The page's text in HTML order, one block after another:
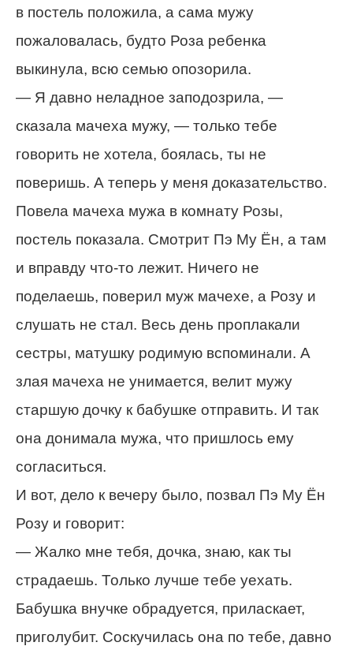
в постель положила, а сама мужу
пожаловалась, будто Роза ребенка
выкинула, всю семью опозорила.
— Я давно неладное заподозрила, —
сказала мачеха мужу, — только тебе
говорить не хотела, боялась, ты не
поверишь. А теперь у меня доказательство.
Повела мачеха мужа в комнату Розы,
постель показала. Смотрит Пэ Му Ён, а там
и вправду что-то лежит. Ничего не
поделаешь, поверил муж мачехе, а Розу и
слушать не стал. Весь день проплакали
сестры, матушку родимую вспоминали. А
злая мачеха не унимается, велит мужу
старшую дочку к бабушке отправить. И так
она донимала мужа, что пришлось ему
согласиться.
И вот, дело к вечеру было, позвал Пэ Му Ён
Розу и говорит:
— Жалко мне тебя, дочка, знаю, как ты
страдаешь. Только лучше тебе уехать.
Бабушка внучке обрадуется, приласкает,
приголубит. Соскучилась она по тебе, давно